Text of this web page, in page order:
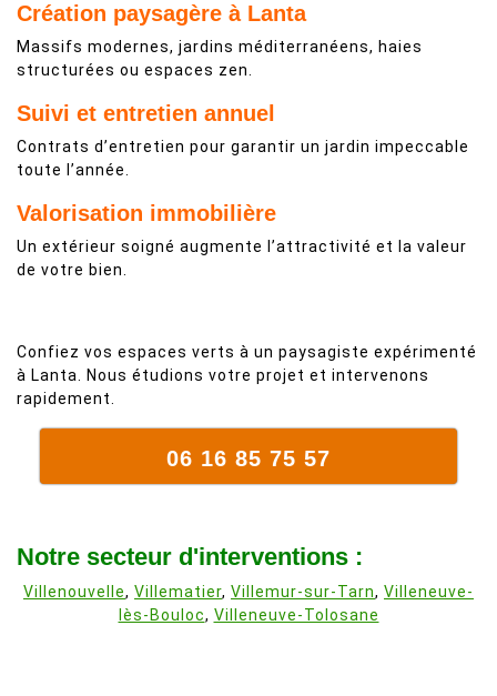
Création paysagère à Lanta
Massifs modernes, jardins méditerranéens, haies
structurées ou espaces zen.
Suivi et entretien annuel
Contrats d’entretien pour garantir un jardin impeccable
toute l’année.
Valorisation immobilière
Un extérieur soigné augmente l’attractivité et la valeur
de votre bien.
Confiez vos espaces verts à un paysagiste expérimenté
à Lanta. Nous étudions votre projet et intervenons
rapidement.
06 16 85 75 57
Notre secteur d'interventions :
Villenouvelle, Villematier, Villemur-sur-Tarn, Villeneuve-
lès-Bouloc, Villeneuve-Tolosane